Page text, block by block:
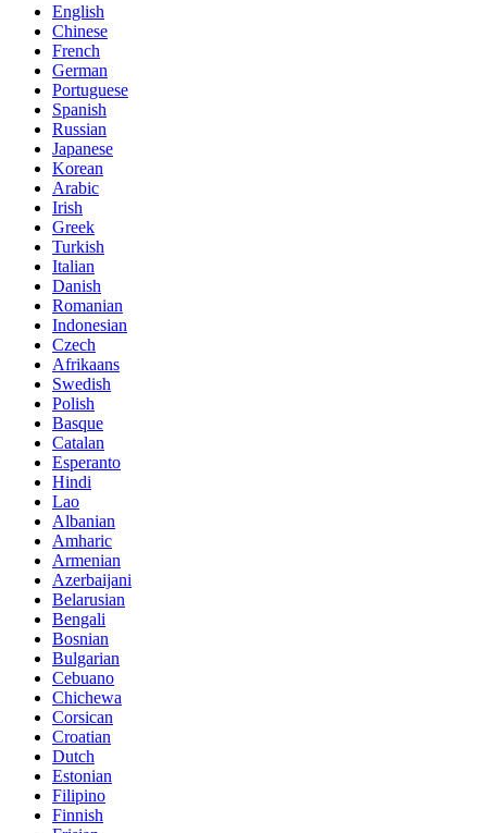
English
Chinese
French
German
Portuguese
Spanish
Russian
Japanese
Korean
Arabic
Irish
Greek
Turkish
Italian
Danish
Romanian
Indonesian
Czech
Afrikaans
Swedish
Polish
Basque
Catalan
Esperanto
Hindi
Lao
Albanian
Amharic
Armenian
Azerbaijani
Belarusian
Bengali
Bosnian
Bulgarian
Cebuano
Chichewa
Corsican
Croatian
Dutch
Estonian
Filipino
Finnish